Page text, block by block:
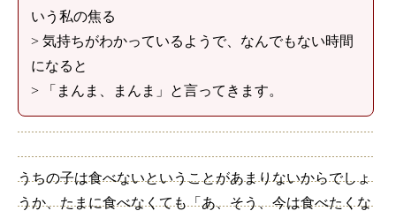
いう私の焦る
> 気持ちがわかっているようで、なんでもない時間
になると
> 「まんま、まんま」と言ってきます。
うちの子は食べないということがあまりないからでしょ
うか、たまに食べなくても「あ、そう、今は食べたくな